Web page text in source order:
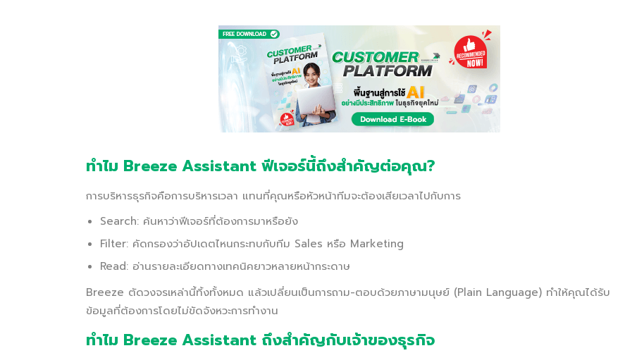
ทำไม Breeze Assistant ฟีเจอร์นี้ถึงสำคัญต่อคุณ?
การบริหารธุรกิจคือการบริหารเวลา แทนที่คุณหรือหัวหน้าทีมจะต้องเสียเวลาไปกับการ
Search: ค้นหาว่าฟีเจอร์ที่ต้องการมาหรือยัง
Filter: คัดกรองว่าอัปเดตไหนกระทบกับทีม Sales หรือ Marketing
Read: อ่านรายละเอียดทางเทคนิคยาวหลายหน้ากระดาษ
Breeze ตัดวงจรเหล่านี้ทิ้งทั้งหมด แล้วเปลี่ยนเป็นการถาม-ตอบด้วยภาษามนุษย์ (Plain Language) ทำให้คุณได้รับ
ข้อมูลที่ต้องการโดยไม่ขัดจังหวะการทำงาน
ทำไม Breeze Assistant ถึงสำคัญกับเจ้าของธุรกิจ